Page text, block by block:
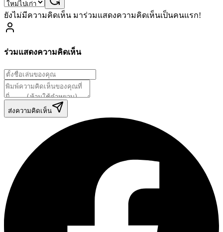
ยังไม่มีความคิดเห็น มาร่วมแสดงความคิดเห็นเป็นคนแรก!
ร่วมแสดงความคิดเห็น
ส่งความคิดเห็น